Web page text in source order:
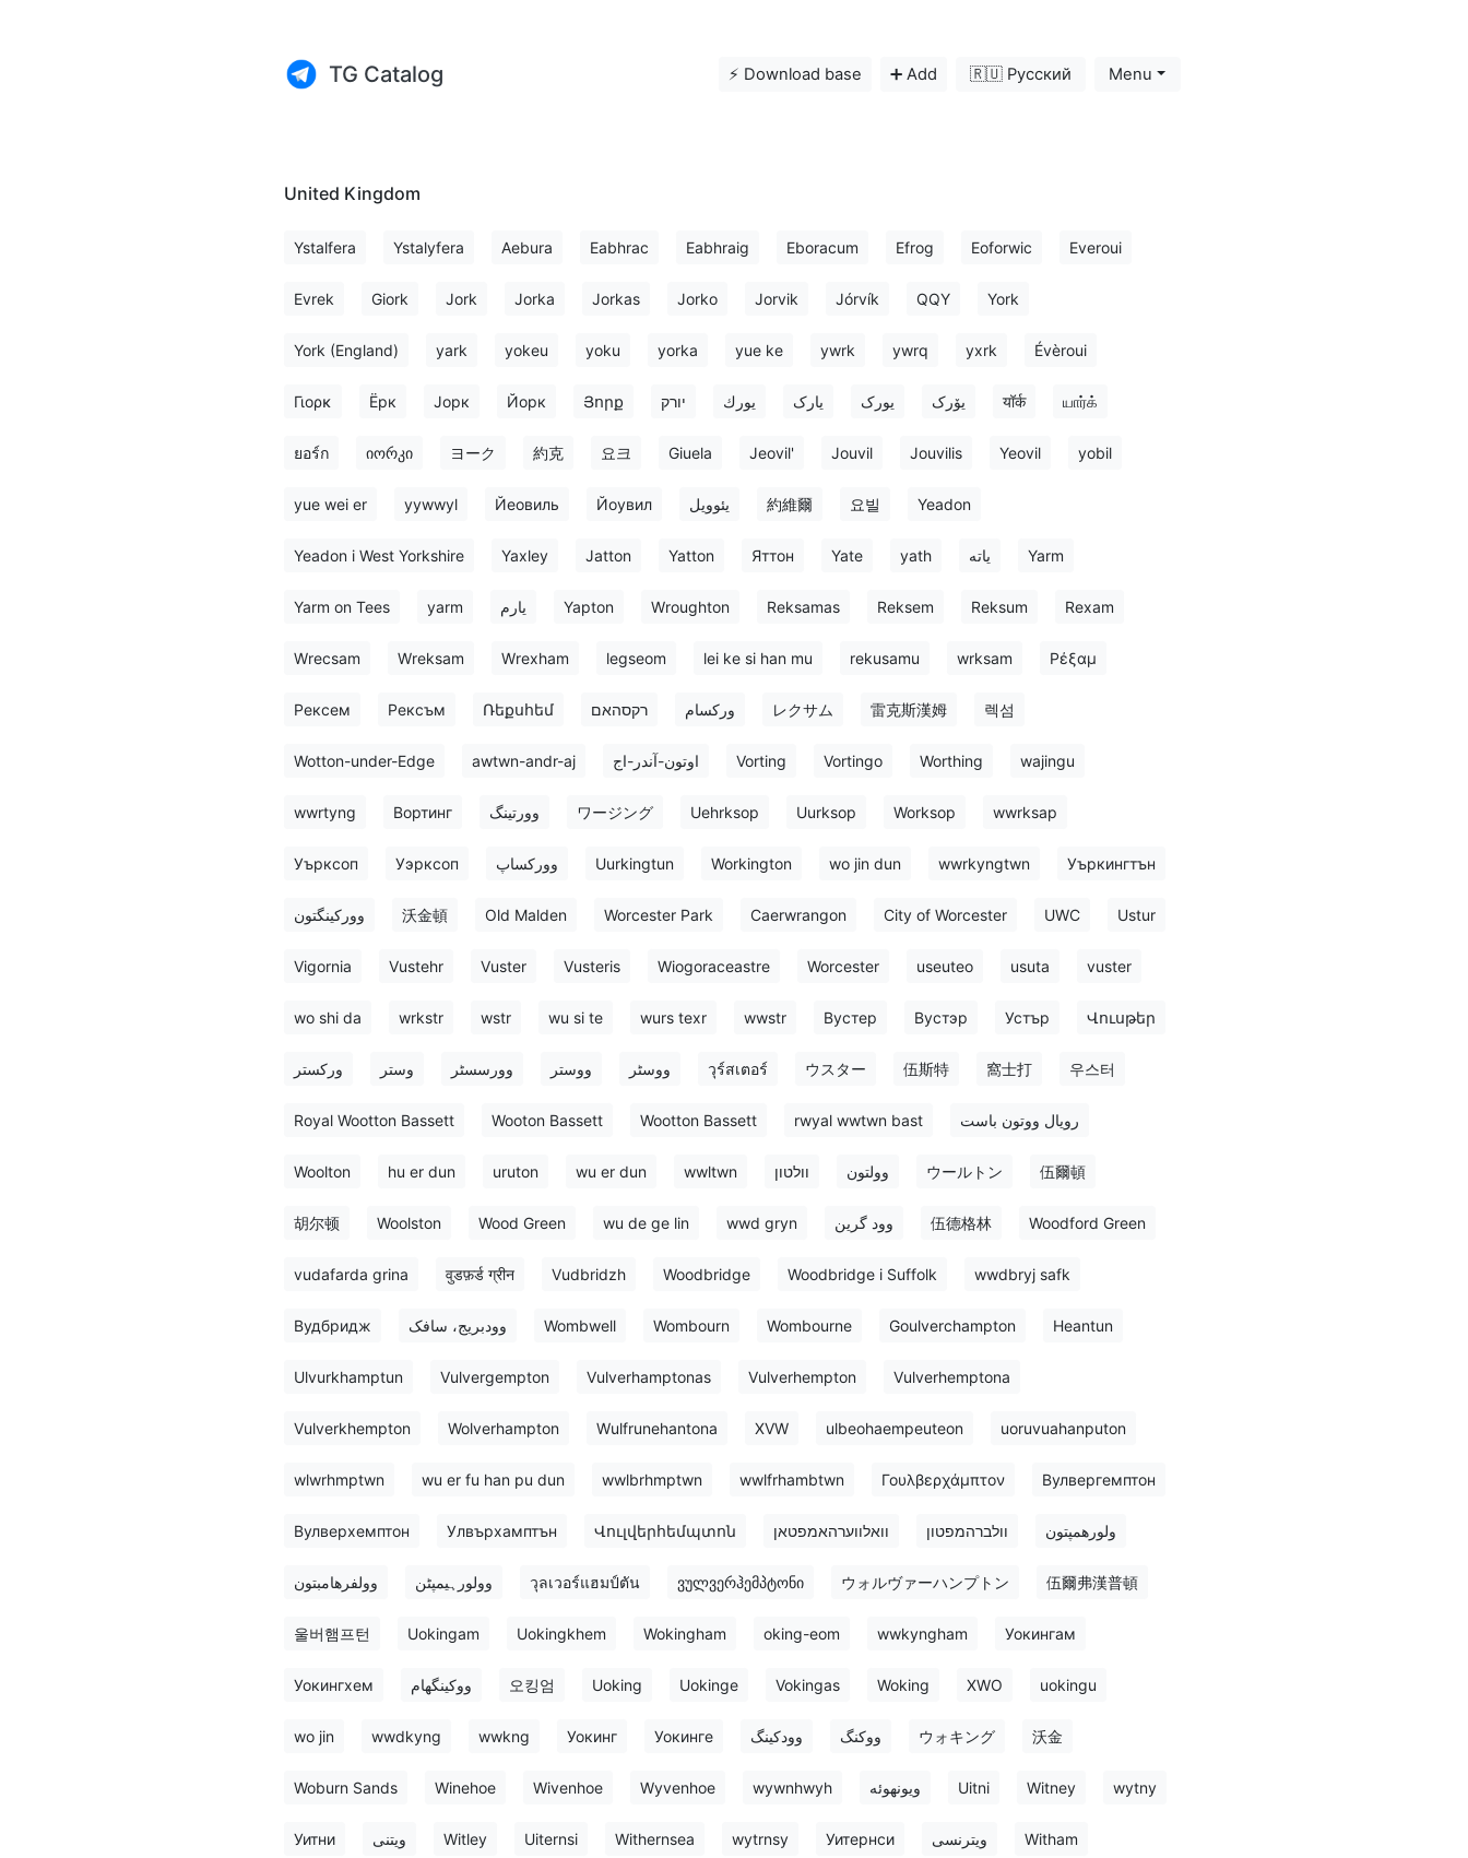
TG Catalog ⚡️ Download base ➕ Add 🇷🇺 Русский Menu
United Kingdom
Ystalfera Ystalyfera Aebura Eabhrac Eabhraig Eboracum Efrog Eoforwic Everoui
Evrek Giork Jork Jorka Jorkas Jorko Jorvik Jórvík QQY York
York (England) yark yokeu yoku yorka yue ke ywrk ywrq yxrk Évèroui
Γιορκ Ёрк Јорк Йорк Յորք יורק يورك یارک یورک یۆرک यॉर्क யார்க்
ยอร์ก იორკი ヨーク 約克 요크 Giuela Jeovil' Jouvil Jouvilis Yeovil yobil
yue wei er yywwyl Йеовиль Йоувил یئوویل 約維爾 요빌 Yeadon
Yeadon i West Yorkshire Yaxley Jatton Yatton Яттон Yate yath یاته Yarm
Yarm on Tees yarm یارم Yapton Wroughton Reksamas Reksem Reksum Rexam
Wrecsam Wreksam Wrexham legseom lei ke si han mu rekusamu wrksam Ρέξαμ
Рексем Рексъм Ռեքսհեմ רקסהאם ورکسام レクサム 雷克斯漢姆 렉섬
Wotton-under-Edge awtwn-andr-aj اوتون-آندر-اج Vorting Vortingo Worthing wajingu
wwrtyng Вортинг وورتینگ ワージング Uehrksop Uurksop Worksop wwrksap
Уърксоп Уэрксоп وورکساپ Uurkingtun Workington wo jin dun wwrkyngtwn Уъркингтън
وورکینگتون 沃金頓 Old Malden Worcester Park Caerwrangon City of Worcester UWC Ustur
Vigornia Vustehr Vuster Vusteris Wiogoraceastre Worcester useuteo usuta vuster
wo shi da wrkstr wstr wu si te wurs texr wwstr Вустер Вустэр Устър Վուսթեր
ورکستر وستر وورسسٹر ووستر ووسٹر วุร์สเตอร์ ウスター 伍斯特 窩士打 우스터
Royal Wootton Bassett Wooton Bassett Wootton Bassett rwyal wwtwn bast رویال ووتون باست
Woolton hu er dun uruton wu er dun wwltwn וולטון وولتون ウールトン 伍爾頓
胡尔顿 Woolston Wood Green wu de ge lin wwd gryn وود گرین 伍德格林 Woodford Green
vudafarda grina वुडफ़र्ड ग्रीन Vudbridzh Woodbridge Woodbridge i Suffolk wwdbryj safk
Вудбридж وودبریج، سافک Wombwell Wombourn Wombourne Goulverchampton Heantun
Ulvurkhamptun Vulvergempton Vulverhamptonas Vulverhempton Vulverhemptona
Vulverkhempton Wolverhampton Wulfrunehantona XVW ulbeohaempeuteon uoruvuahanputon
wlwrhmptwn wu er fu han pu dun wwlbrhmptwn wwlfrhambtwn Γουλβερχάμπτον Вулвергемптон
Вулверхемптон Улвърхамптън Վուլվերհեմպտոն וואלווערהאמפטאן וולברהמפטון ولورهمپتون
وولفرهامبتون وولورہیمپٹن วุลเวอร์แฮมป์ตัน ვულვერჰემპტონი ウォルヴァーハンプトン 伍爾弗漢普頓
울버햄프턴 Uokingam Uokingkhem Wokingham oking-eom wwkyngham Уокингам
Уокингхем ووکینگهام 오킹엄 Uoking Uokinge Vokingas Woking XWO uokingu
wo jin wwdkyng wwkng Уокинг Уокинге وودکینگ ووکنگ ウォキング 沃金
Woburn Sands Winehoe Wivenhoe Wyvenhoe wywnhwyh ویونهوئه Uitni Witney wytny
Уитни ویتنی Witley Uiternsi Withernsea wytrnsy Уитернси ویترنسی Witham